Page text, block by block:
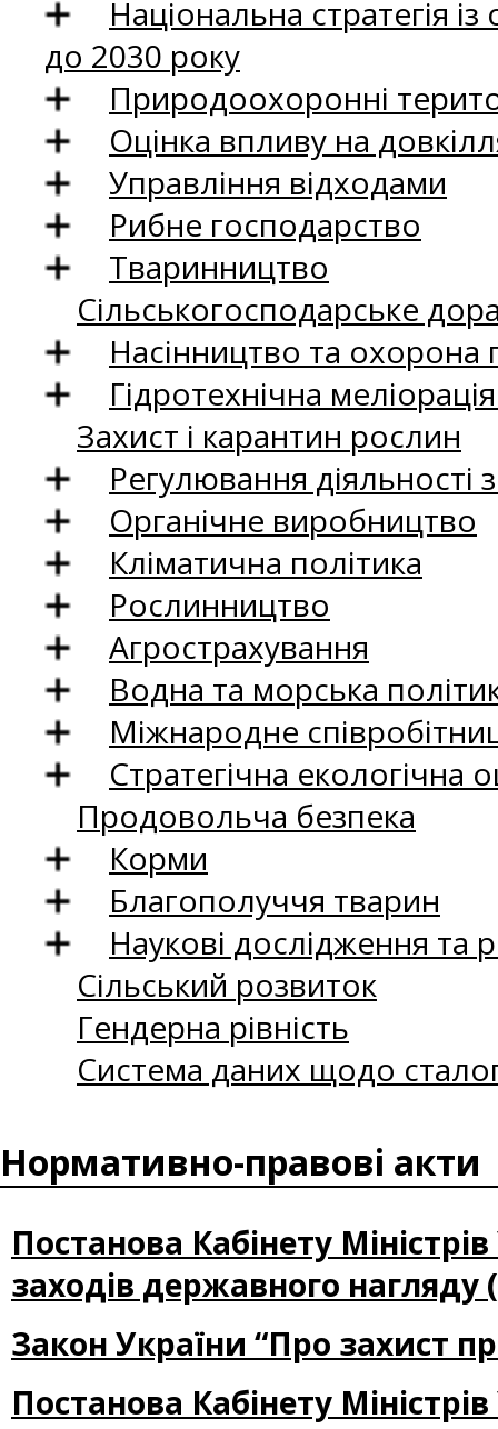
Національна стратегія
до 2030 року
Природоохоронні
Оцінка впливу на
Управління відходами
Рибне господарство
Тваринництво
Сільськогосподарське
Насінництво та
Гідротехнічна
Захист і карантин рослин
Регулювання
Органічне виробництво
Кліматична політика
Рослинництво
Агрострахування
Водна та морська
Міжнародне
Стратегічна екологічна
Продовольча безпека
Корми
Благополуччя тварин
Наукові дослідження та
Сільський розвиток
Гендерна рівність
Система даних щодо
Нормативно-правові акти
Постанова Кабінету
заходів державного нагляду
Закон України “Про захист
Постанова Кабінету